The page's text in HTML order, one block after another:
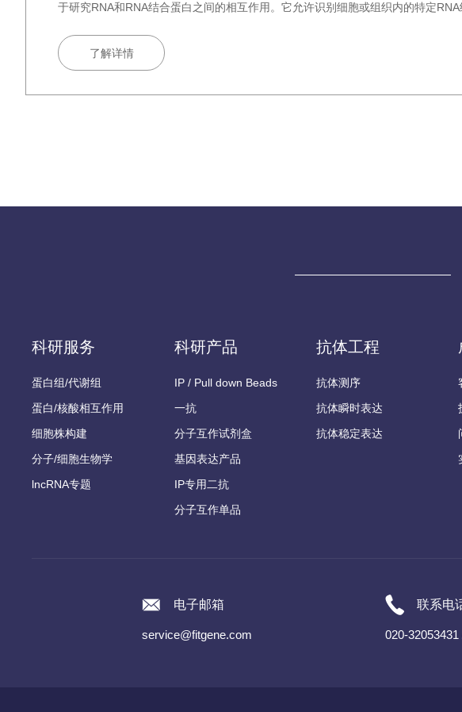
于研究RNA和RNA结合蛋白之间的相互作用。它允许识别细胞或组织内的特定RNA
了解详情
科研服务
蛋白组/代谢组
蛋白/核酸相互作用
细胞株构建
分子/细胞生物学
lncRNA专题
科研产品
IP / Pull down Beads
一抗
分子互作试剂盒
基因表达产品
IP专用二抗
分子互作单品
抗体工程
抗体测序
抗体瞬时表达
抗体稳定表达
电子邮箱
service@fitgene.com
联系电
020-